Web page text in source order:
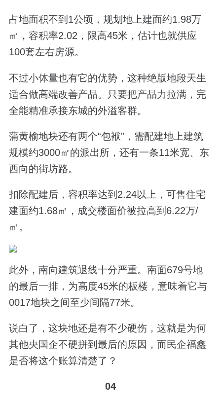
占地面积不到1公顷，规划地上建面约1.98万
㎡，容积率2.02，限高45米，估计也就供应
100套左右房源。
不过小体量也有它的优势，这种绝版地段天生
适合做高端改善产品。只要把产品力拉满，完
全能精准承接东城的外溢客群。
蒲黄榆地块还有两个“包袱”，需配建地上建筑
规模约3000㎡的派出所，还有一条11米宽、东
西向的街坊路。
扣除配建后，容积率达到2.24以上，可售住宅
建面约1.68㎡，成交楼面价被拉高到6.22万/
㎡。
此外，南向建筑退线十分严重。南面679号地
的最后一排，为高度45米的板楼，意味着它与
0017地块之间至少间隔77米。
说白了，这块地还是有不少硬伤，这就是为何
其他央国企不硬拼到最后的原因，而民企福鑫
是否将这个账算清楚了？
04